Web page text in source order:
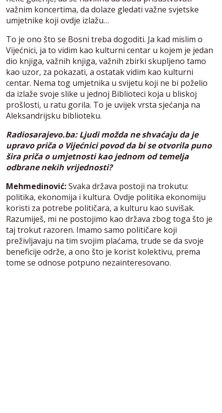
važnim koncertima, da dolaze gledati važne svjetske
umjetnike koji ovdje izlažu…
To je ono što se Bosni treba dogoditi. Ja kad mislim o
Vijećnici, ja to vidim kao kulturni centar u kojem je jedan
dio knjiga, važnih knjiga, važnih zbirki skupljeno tamo
kao uzor, za pokazati, a ostatak vidim kao kulturni
centar. Nema tog umjetnika u svijetu koji ne bi poželio
da izlaže svoje slike u jednoj Biblioteci koja u bliskoj
prošlosti, u ratu gorila. To je uvijek vrsta sjećanja na
Aleksandrijsku biblioteku.
Radiosarajevo.ba: Ljudi možda ne shvaćaju da je
upravo priča o Vijećnici povod da bi se otvorila puno
šira priča o umjetnosti kao jednom od temelja
odbrane nekih vrijednosti?
Mehmedinović:Svaka država postoji na trokutu:
politika, ekonomija i kultura. Ovdje politika ekonomiju
koristi za potrebe političara, a kulturu kao suvišak.
Razumiješ, mi ne postojimo kao država zbog toga što je
taj trokut razoren. Imamo samo političare koji
preživljavaju na tim svojim plaćama, trude se da svoje
beneficije održe, a ono što je korist kolektivu, prema
tome se odnose potpuno nezainteresovano.